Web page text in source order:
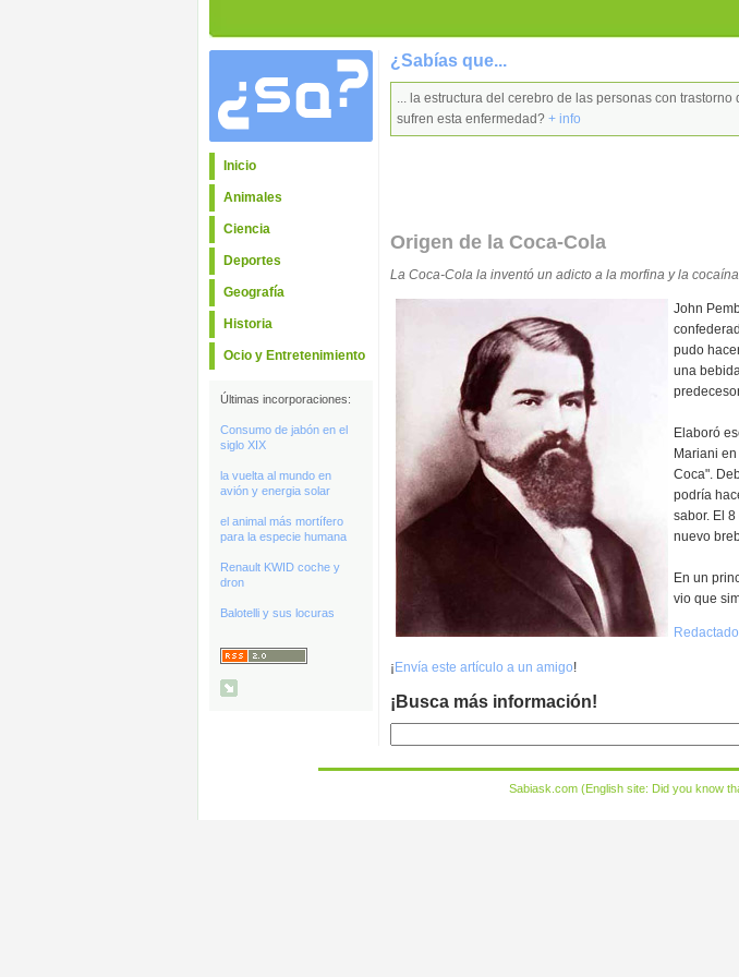
Inicio
Animales
Ciencia
Deportes
Geografía
Historia
Ocio y Entretenimiento
Últimas incorporaciones:
Consumo de jabón en el
siglo XIX
la vuelta al mundo en
avión y energia solar
el animal más mortífero
para la especie humana
Renault KWID coche y
dron
Balotelli y sus locuras
¿Sabías que...
... la estructura del cerebro de las personas con
sufren esta enfermedad? + info
Origen de la Coca-Cola
La Coca-Cola la inventó un adicto a la morfina y la
John
pudo
una
Elaboró
Mariani
Coca".
podría
sabor. El
nuevo
En un
vio que
¡Envía este artículo a un amigo!
¡Busca más información!
Sabiask.com (English site: Did you know